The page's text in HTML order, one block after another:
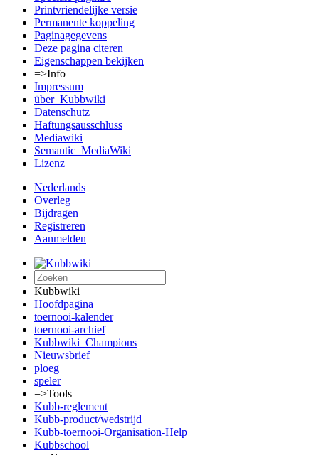
Printvriendelijke versie
Permanente koppeling
Paginagegevens
Deze pagina citeren
Eigenschappen bekijken
=>Info
Impressum
über_Kubbwiki
Datenschutz
Haftungsausschluss
Mediawiki
Semantic_MediaWiki
Lizenz
Nederlands
Overleg
Bijdragen
Registreren
Aanmelden
Kubbwiki
Hoofdpagina
toernooi-kalender
toernooi-archief
Kubbwiki_Champions
Nieuwsbrief
ploeg
speler
=>Tools
Kubb-reglement
Kubb-product/wedstrijd
Kubb-toernooi-Organisation-Help
Kubbschool